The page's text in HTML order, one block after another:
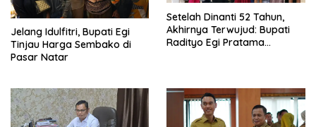
Jelang Idulfitri, Bupati Egi
Tinjau Harga Sembako di
Pasar Natar
Setelah Dinanti 52 Tahun,
Akhirnya Terwujud: Bupati
Radityo Egi Pratama